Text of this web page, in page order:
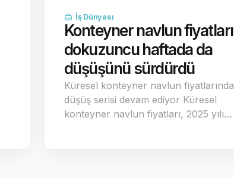
İş Dünyası
Konteyner navlun fiyatları
dokuzuncu haftada da
düşüşünü sürdürdü
Küresel konteyner navlun fiyatlarında
düşüş serisi devam ediyor Küresel
konteyner navlun fiyatları, 2025 yılı…